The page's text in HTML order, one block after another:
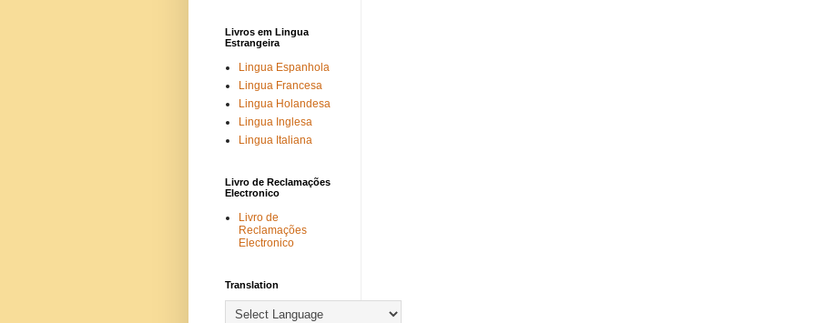
Livros em Lingua
Estrangeira
Lingua Espanhola
Lingua Francesa
Lingua Holandesa
Lingua Inglesa
Lingua Italiana
Livro de Reclamações
Electronico
Livro de
Reclamações
Electronico
Translation